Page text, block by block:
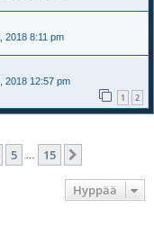
2018 8:11 pm
2018 12:57 pm
1 2
5 15
Hyppää